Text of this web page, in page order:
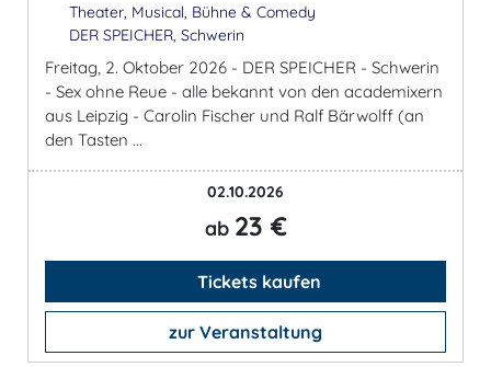
Theater, Musical, Bühne & Comedy
DER SPEICHER, Schwerin
Freitag, 2. Oktober 2026 - DER SPEICHER - Schwerin
- Sex ohne Reue - alle bekannt von den academixern
aus Leipzig - Carolin Fischer und Ralf Bärwolff (an
den Tasten ...
02.10.2026
ab 23 €
Tickets kaufen
zur Veranstaltung